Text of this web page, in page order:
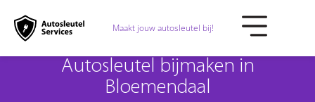
Maakt jouw autosleutel bij!
Autosleutel bijmaken in
Bloemendaal